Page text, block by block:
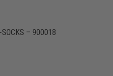
SOCKS – 900018